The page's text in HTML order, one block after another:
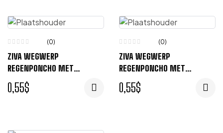
(0)
ZIVA WEGWERP
REGENPONCHO MET
OPBERGTASJE – ROOD
0,55$
(0)
ZIVA WEGWERP
REGENPONCHO MET
OPBERGTASJE – LIME
0,55$